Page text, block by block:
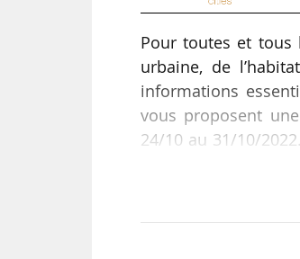
Pour toutes et tous
urbaine, de
informations
vous proposent
24/10 au 31/10/